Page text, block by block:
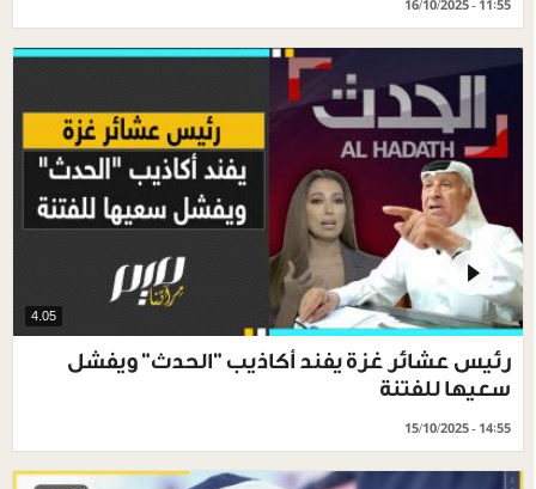
16/10/2025 - 11:55
4.05
رئيس عشائر غزة يفند أكاذيب "الحدث" ويفشل
سعيها للفتنة
15/10/2025 - 14:55